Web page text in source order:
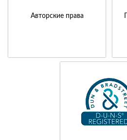
Авторские права